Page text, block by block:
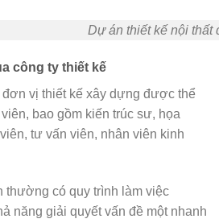
Dự án thiết kế nội
công ty thiết kế
vị thiết kế xây dựng được thể
bao gồm kiến trúc sư, họa
tư vấn viên, nhân viên kinh
thường có quy trình làm việc
năng giải quyết vấn đề một nhanh